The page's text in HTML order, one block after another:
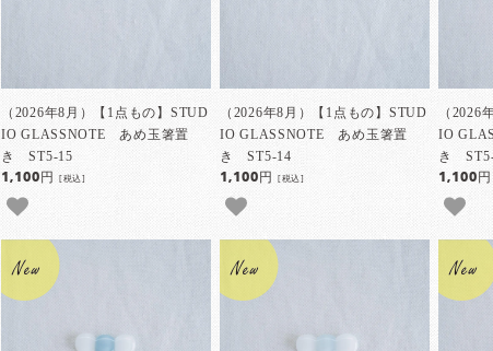
（2026年8月）【1点もの】STUD
IO GLASSNOTE あめ玉箸置
き ST5-15
1,100円[税込]
（2026年8月）【1点もの】STUD
IO GLASSNOTE あめ玉箸置
き ST5-14
1,100円[税込]
（2026
IO
き
1,100